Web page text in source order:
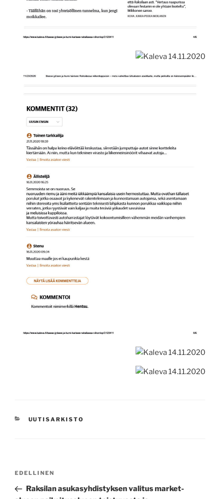
KATEGORIAT
UUTISARKISTO
SELAUS
Edellinen
artikkeli
EDELLINEN
Raksilan asukasyhdistyksen valitus market-